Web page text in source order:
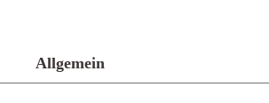
Allgemein